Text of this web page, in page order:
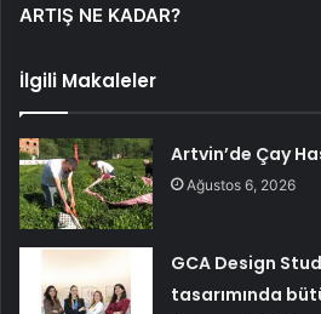
ARTIŞ NE KADAR?
İlgili Makaleler
Artvin’de Çay
Ağustos 6, 2026
GCA Design
tasarımında